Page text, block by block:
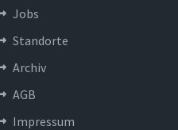
Jobs
Standorte
Archiv
AGB
Impressum